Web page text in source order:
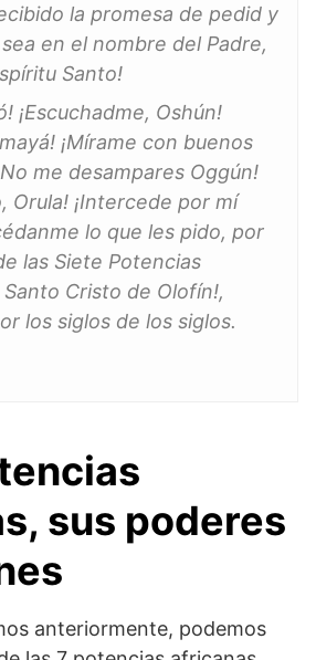
la promesa de pedid y
sea en el nombre del Padre,
Santo!
¡Escuchadme, Oshún!
¡Mírame con buenos
me desampares Oggún!
Orula! ¡Intercede por mí
lo que les pido, por
las Siete Potencias
Santo Cristo de Olofín!,
los siglos de los siglos.
sus poderes
anteriormente, podemos